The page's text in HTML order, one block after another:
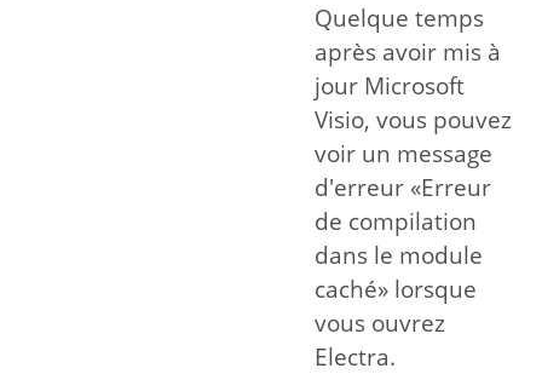
Quelque temps
après avoir mis à
jour Microsoft
Visio, vous pouvez
voir un message
d'erreur «Erreur
de compilation
dans le module
caché» lorsque
vous ouvrez
Electra.